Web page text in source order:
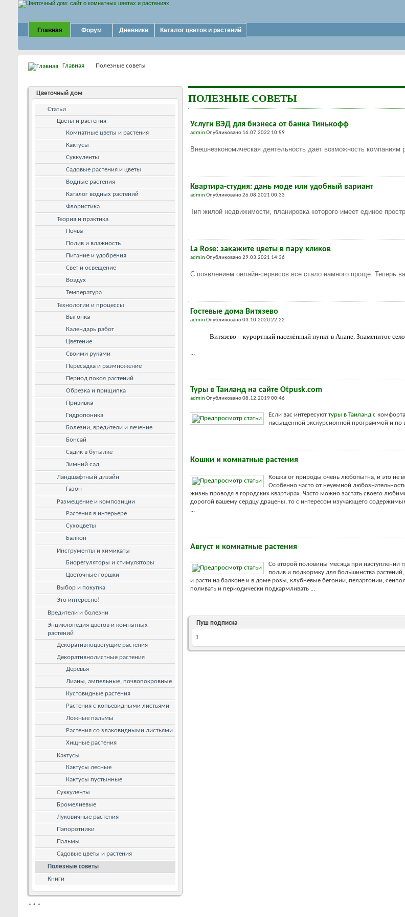
Главная Форум Дневники Каталог цветов и растений
Главная Полезные советы
ПОЛЕЗНЫЕ СОВЕТЫ
Услуги ВЭД для бизнеса от банка Тинькофф
adminОпубликовано 16.07.2022 10:59
Внешнеэкономическая деятельность даёт возможность компаниям
Квартира-студия: дань моде или удобный вариант
adminОпубликовано 26.08.2021 00:33
Тип жилой недвижимости, планировка которого имеет единое
La Rose: закажите цветы в пару кликов
adminОпубликовано 29.03.2021 14:36
С появлением онлайн-сервисов все стало намного проще. Теперь
Гостевые дома Витязево
adminОпубликовано 03.10.2020 22:22
Витязево – курортный населённый пункт в Анапе. Знаменитое
Туры в Таиланд на сайте Otpusk.com
adminОпубликовано 08.12.2019 00:46
Если вас интересуют туры в Таиланд с
насыщенной экскурсионной программой и по
Кошки и комнатные растения
Кошка от природы очень любопытна, и это не
Особенно часто от неуемной
жизнь проводя в городских квартирах. Часто можно застать своего
дорогой вашему сердцу драцены, то с интересом изучающего
Август и комнатные растения
Со второй половины месяца при наступлении
полив и подкормку для большинства
и расти на балконе и в доме розы, клубневые бегонии, пеларгонии,
поливать и периодически подкармливать
Пуш подписка
1
Цветочный дом
Статьи
Цветы и растения
Комнатные цветы и растения
Кактусы
Суккуленты
Садовые растения и цветы
Водные растения
Каталог водных растений
Флористика
Теория и практика
Почва
Полив и влажность
Питание и удобрения
Свет и освещение
Воздух
Температура
Технологии и процессы
Выгонка
Календарь работ
Цветение
Своими руками
Пересадка и размножение
Период покоя растений
Обрезка и прищипка
Прививка
Гидропоника
Болезни, вредители и лечение
Бонсай
Садик в бутылке
Зимний сад
Ландшафтный дизайн
Газон
Размещение и композиции
Растения в интерьере
Сухоцветы
Балкон
Инструменты и химикаты
Биорегуляторы и стимуляторы
Цветочные горшки
Выбор и покупка
Это интересно!
Вредители и болезни
Энциклопедия цветов и комнатных
растений
Декоративноцветущие растения
Декоративнолистные растения
Деревья
Лианы, ампельные, почвопокровные
Кустовидные растения
Растения с копьевидными листьями
Ложные пальмы
Растения со злаковидными листьями
Хищные растения
Кактусы
Кактусы лесные
Кактусы пустынные
Суккуленты
Бромелиевые
Луковичные растения
Папоротники
Пальмы
Садовые цветы и растения
Полезные советы
Книги
* * *